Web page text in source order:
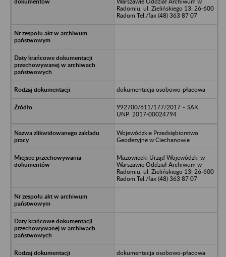
Radomiu, ul. Zielińskiego 13; 26-600
Radom Tel./fax (48) 363 87 07
dokumentacja osobowo-płacowa
992700/611/177/2017 – SAK;
UNP: 2017-00024794
Wojewódzkie Przedsiębiorstwo
Geodezyjne w Ciechanowie
Mazowiecki Urząd Wojewódzki w
Warszawie Oddział Archiwum w
Radomiu, ul. Zielińskiego 13; 26-600
Radom Tel./fax (48) 363 87 07
dokumentacja osobowo-płacowa